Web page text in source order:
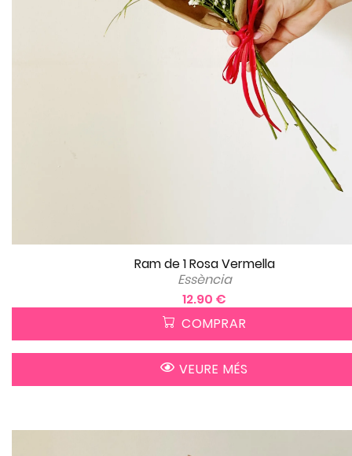
Ram de 1 Rosa Vermella
Essència
12.90 €
COMPRAR
VEURE MÉS